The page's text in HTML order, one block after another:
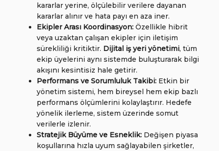
kararlar yerine, ölçülebilir verilere dayanan
kararlar alınır ve hata payı en aza iner.
Ekipler Arası Koordinasyon: Özellikle hibrit
veya uzaktan çalışan ekipler için iletişim
sürekliliği kritiktir. Dijital iş yeri yönetimi, tüm
ekip üyelerini aynı sistemde buluşturarak bilgi
akışını kesintisiz hale getirir.
Performans ve Sorumluluk Takibi: Etkin bir
yönetim sistemi, hem bireysel hem ekip bazlı
performans ölçümlerini kolaylaştırır. Hedefe
yönelik ilerleme, sistem üzerinde somut
verilerle izlenir.
Stratejik Büyüme ve Esneklik: Değişen piyasa
koşullarına hızla uyum sağlayabilen şirketler,